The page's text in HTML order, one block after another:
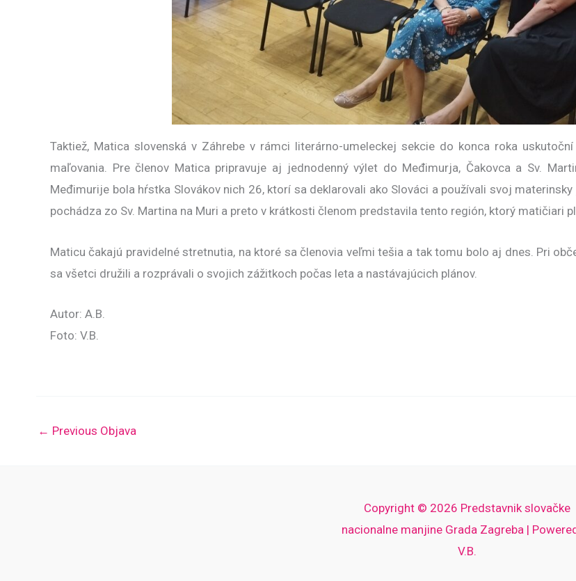
Taktiež, Matica slovenská v Záhrebe v rámci literárno-umeleckej sekcie do konca roka
maľovania. Pre členov Matica pripravuje aj jednodenný výlet do Međimurja, Čakovca a Sv.
Međimurije bola hŕstka Slovákov nich 26, ktorí sa deklarovali ako Slováci a používali svoj
pochádza zo Sv. Martina na Muri a preto v krátkosti členom predstavila tento región, ktorý matičiari
Maticu čakajú pravidelné stretnutia, na ktoré sa členovia veľmi tešia a tak tomu bolo aj dnes. Pri
sa všetci družili a rozprávali o svojich zážitkoch počas leta a nastávajúcich plánov.
Autor: A.B.
Foto: V.B.
← Previous Objava
Copyright © 2026 Predstavnik slovačke
nacionalne manjine Grada Zagreba |
V.B.